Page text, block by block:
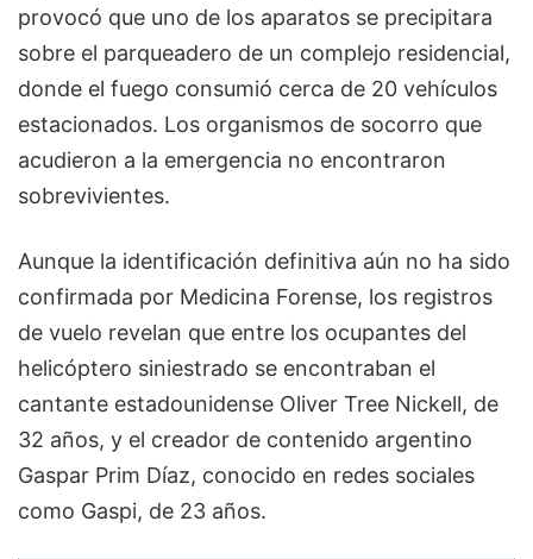
provocó que uno de los aparatos se precipitara
sobre el parqueadero de un complejo residencial,
donde el fuego consumió cerca de 20 vehículos
estacionados. Los organismos de socorro que
acudieron a la emergencia no encontraron
sobrevivientes.
Aunque la identificación definitiva aún no ha sido
confirmada por Medicina Forense, los registros
de vuelo revelan que entre los ocupantes del
helicóptero siniestrado se encontraban el
cantante estadounidense Oliver Tree Nickell, de
32 años, y el creador de contenido argentino
Gaspar Prim Díaz, conocido en redes sociales
como Gaspi, de 23 años.